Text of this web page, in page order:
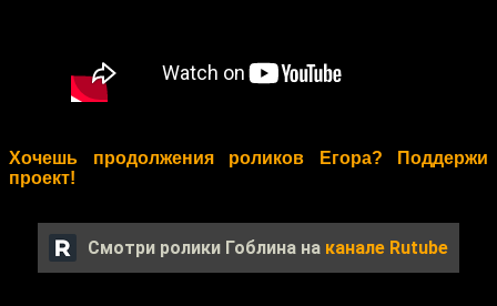
Хочешь продолжения роликов Егора? Поддержи
проект!
Смотри ролики Гоблина на канале Rutube